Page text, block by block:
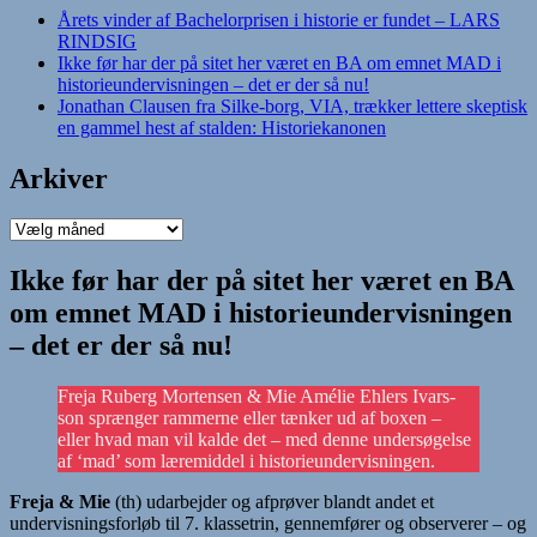
Årets vinder af Bachelorprisen i historie er fundet – LARS
RINDSIG
Ikke før har der på sitet her været en BA om emnet MAD i
historieundervisningen – det er der så nu!
Jonathan Clausen fra Silke-borg, VIA, trækker lettere skeptisk
en gammel hest af stalden: Historiekanonen
Arkiver
Arkiver
Ikke før har der på sitet her været en BA
om emnet MAD i historieundervisningen
– det er der så nu!
Freja Ruberg Mortensen & Mie Amélie Ehlers Ivars-
son sprænger rammerne eller tænker ud af boxen –
eller hvad man vil kalde det – med denne undersøgelse
af ‘mad’ som læremiddel i historieundervisningen.
Freja & Mie (th) udarbejder og afprøver blandt andet et
undervisningsforløb til 7. klassetrin, gennemfører og observerer – og